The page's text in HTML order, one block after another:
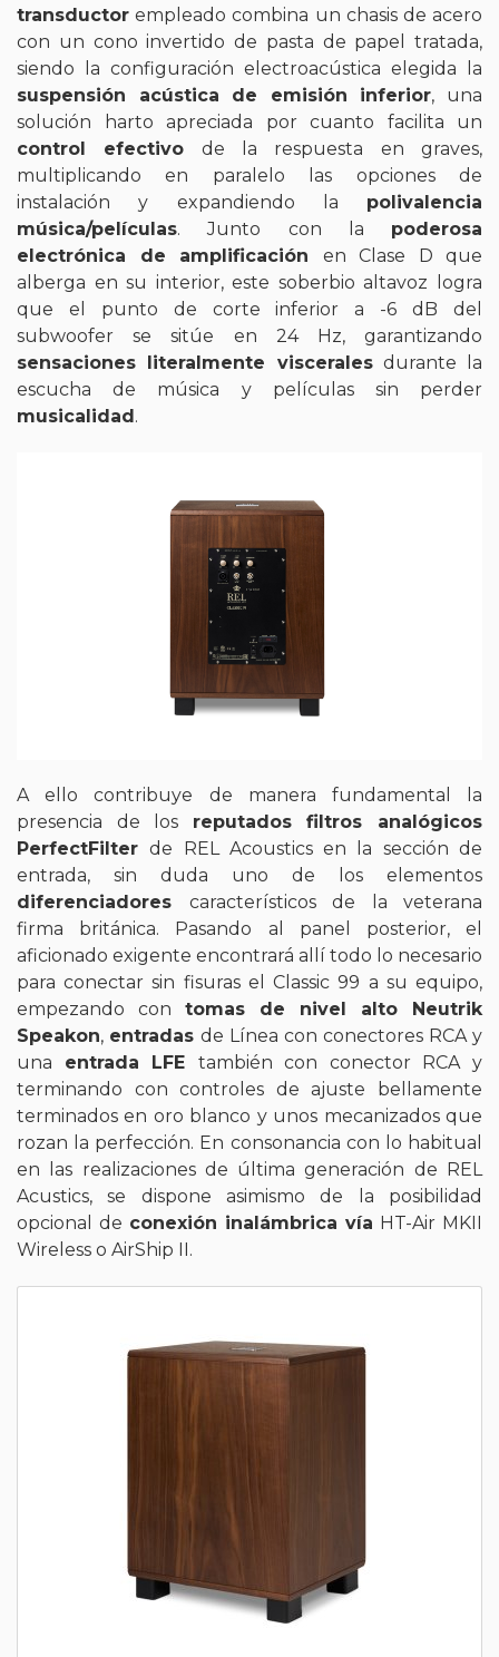
transductor empleado combina un chasis de acero
con un cono invertido de pasta de papel tratada,
siendo la configuración electroacústica elegida la
suspensión acústica de emisión inferior, una
solución harto apreciada por cuanto facilita un
control efectivo de la respuesta en graves,
multiplicando en paralelo las opciones de
instalación y expandiendo la polivalencia
música/películas. Junto con la poderosa
electrónica de amplificación en Clase D que
alberga en su interior, este soberbio altavoz logra
que el punto de corte inferior a -6 dB del
subwoofer se sitúe en 24 Hz, garantizando
sensaciones literalmente visceralesdurante la
escucha de música y películas sin perder
musicalidad.
A ello contribuye de manera fundamental la
presencia de los reputados filtros analógicos
PerfectFilterde REL Acoustics en la sección de
entrada, sin duda uno de los elementos
diferenciadores característicos de la veterana
firma británica. Pasando al panel posterior, el
aficionado exigente encontrará allí todo lo necesario
para conectar sin fisuras el Classic 99 a su equipo,
empezando con tomas de nivel alto Neutrik
Speakon, entradas de Línea con conectores RCA y
una entrada LFE también con conector RCA y
terminando con controles de ajuste bellamente
terminados en oro blanco y unos mecanizados que
rozan la perfección. En consonancia con lo habitual
en las realizaciones de última generación de REL
Acustics, se dispone asimismo de la posibilidad
opcional de conexión inalámbrica vía HT-Air MKII
Wireless o AirShip II.